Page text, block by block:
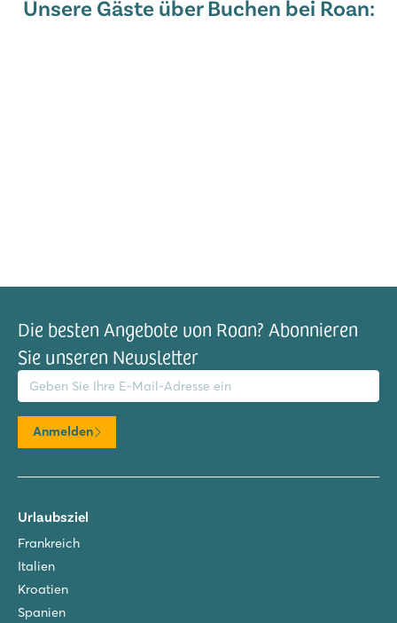
Unsere Gäste über Buchen bei Roan:
Die besten Angebote von Roan? Abonnieren
Sie unseren Newsletter
Adresse
Anmelden
Urlaubsziel
Frankreich
Italien
Kroatien
Spanien